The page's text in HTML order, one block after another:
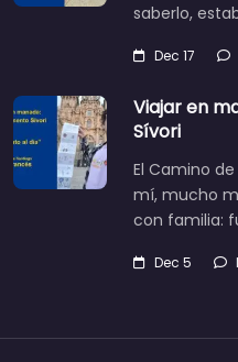
saberlo,
Dec 17
Viajar en
Sívori
El Camino
mí, mucho
con familia:
Dec 5